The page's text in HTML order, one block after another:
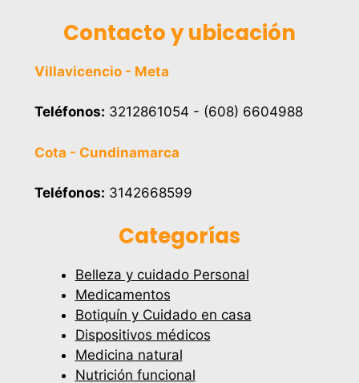
Contacto y ubicación
Villavicencio - Meta
Teléfonos: 3212861054 - (608) 6604988
Cota - Cundinamarca
Teléfonos: 3142668599
Categorías
Belleza y cuidado Personal
Medicamentos
Botiquín y Cuidado en casa
Dispositivos médicos
Medicina natural
Nutrición funcional